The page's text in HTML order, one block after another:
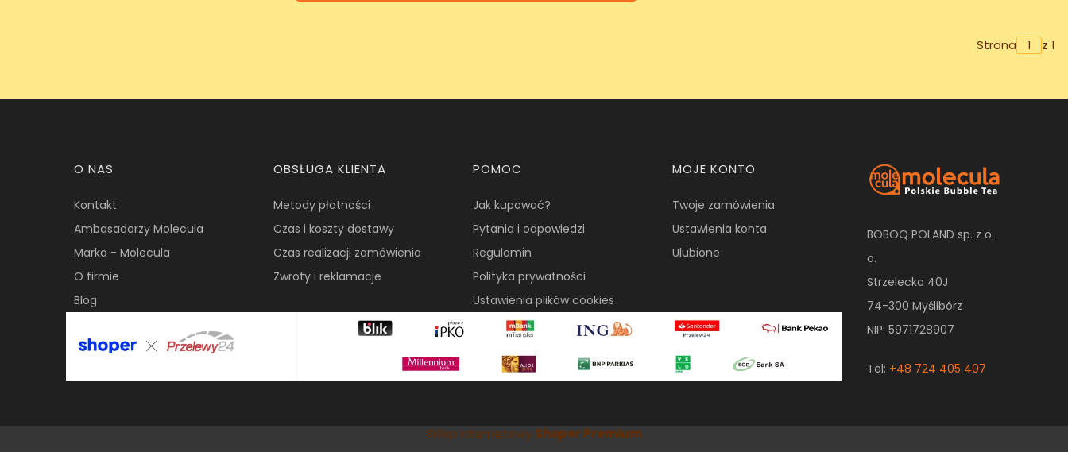
Strona z 1
Linki w stopce
O NAS
Kontakt
Ambasadorzy Molecula
Marka - Molecula
O firmie
Blog
OBSŁUGA KLIENTA
Metody płatności
Czas i koszty dostawy
Czas realizacji zamówienia
Zwroty i reklamacje
POMOC
Jak kupować?
Pytania i odpowiedzi
Regulamin
Polityka prywatności
Ustawienia plików cookies
MOJE KONTO
Twoje zamówienia
Ustawienia konta
Ulubione
BOBOQ POLAND sp. z o.
o.
Strzelecka 40J
74-300 Myślibórz
NIP: 5971728907
Tel: +48 724 405 407
Sklep internetowy Shoper Premium